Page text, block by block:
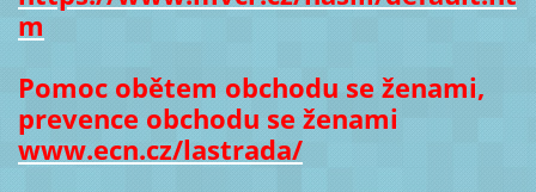
m
Pomoc obětem obchodu se ženami,
prevence obchodu se ženami
www.ecn.cz/lastrada/